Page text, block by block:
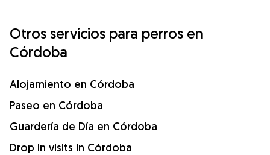
Otros servicios para perros en
Córdoba
Alojamiento en Córdoba
Paseo en Córdoba
Guardería de Día en Córdoba
Drop in visits in Córdoba